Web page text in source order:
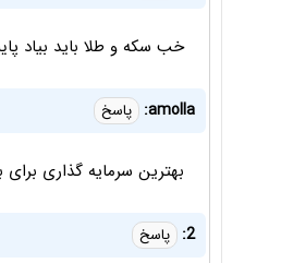
خب سکه و طلا باید بیاد
amolla: پاسخ
بهترین سرمایه گذاری
2: پاسخ